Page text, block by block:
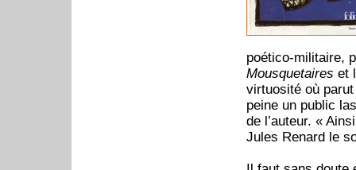
poético-militaire,
Mousquetaires et
virtuosité où
peine un public
de l’auteur. «
Jules Renard le